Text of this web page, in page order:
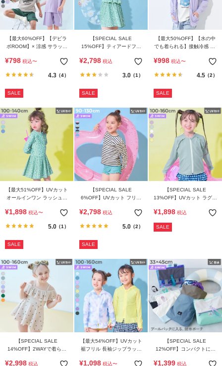
【最大60%OFF】【デビラ
ボROOM】× 涼感 サラッと
られる パジャマ
¥798 税込〜
4.3（4）
SALE
【SPECIAL SALE
15%OFF】ティアードフリ
セパレート水着
¥2,798 税込
3.0（1）
SALE
【最大50%OFF】【水の中
でも着られる】接触冷感 UV
¥998 税込〜
4.5（2）
SALE
【最大51%OFF】UVカット
オールインワン ラッシュス
¥1,898 税込〜
5.0（1）
SALE
【SPECIAL SALE
6%OFF】UVカット フリル
ットアップ
¥2,798 税込
5.0（2）
SALE
【SPECIAL SALE
13%OFF】UVカット ラグラ
ッシュガード
¥1,898 税込
SALE
【SPECIAL SALE
14%OFF】2WAYで着られ
セパレート水着
¥2,998 税込
【最大54%OFF】UVカット
裾フリル 長袖ジップラッシ
¥1,098 税込〜
【SPECIAL SALE
12%OFF】コンパクトにな
¥1,399 税込